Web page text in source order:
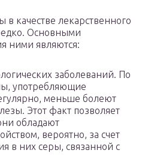
качестве лекарственного
Основными
ними являются:
заболеваний. По
употребляющие
меньше болеют
Этот факт позволяет
обладают
вероятно, за счет
в них серы, связанной с